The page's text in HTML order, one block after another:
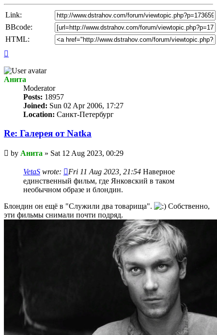
Link:
BBcode:
HTML:
Анита
Мoderator
Posts: 18957
Joined: Sun 02 Apr 2006, 17:27
Location: Санкт-Петербург
Re: Галерея от Natka
Unread
post
by Анита » Sat 12 Aug 2023, 00:29
VetaS wrote: Fri 11 Aug 2023, 21:54 Наверное
единственный фильм, где Янковский в таком
необычном образе и блондин.
Блондин он ещё в "Служили два товарища".
Собственно,
эти фильмы снимали почти подряд.